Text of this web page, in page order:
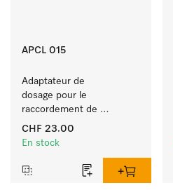
APCL 015
Adaptateur de
dosage pour le
raccordement de
systèmes de dosage avec
adjonction d’eau.
CHF 23.00
En stock